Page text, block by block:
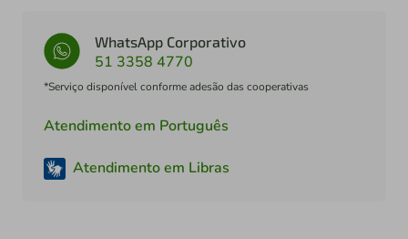
WhatsApp Corporativo
51 3358 4770
*Serviço disponível conforme adesão das cooperativas
Atendimento em Português
Atendimento em Libras